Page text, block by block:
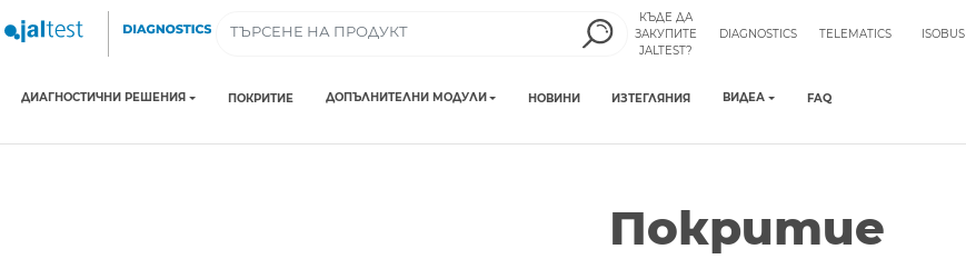
КЪДЕ ДА
ЗАКУПИТЕ
JALTEST?
DIAGNOSTICS TELEMATICS ISOBUS
ДИАГНОСТИЧНИ РЕШЕНИЯ ПОКРИТИЕ ДОПЪЛНИТЕЛНИ МОДУЛИ НОВИНИ ИЗТЕГЛЯНИЯ ВИДЕА FAQ
Покритие